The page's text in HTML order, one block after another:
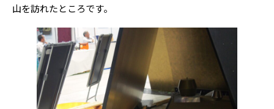
山を訪れたところです。